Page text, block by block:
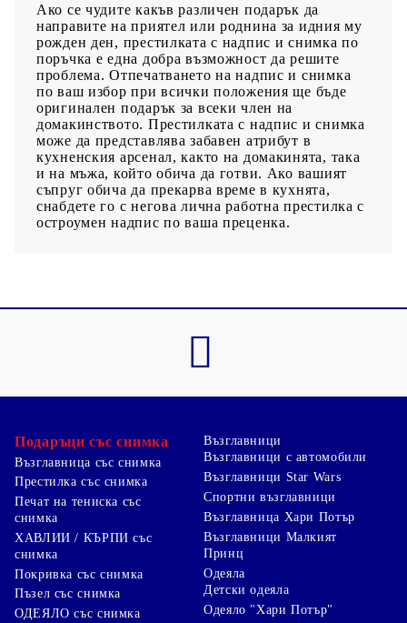
Ако се чудите какъв различен подарък да
направите на приятел или роднина за идния му
рожден ден, престилката с надпис и снимка по
поръчка е една добра възможност да решите
проблема. Отпечатването на надпис и снимка
по ваш избор при всички положения ще бъде
оригинален подарък за всеки член на
домакинството. Престилката с надпис и снимка
може да представлява забавен атрибут в
кухненския арсенал, както на домакинята, така
и на мъжа, който обича да готви. Ако вашият
съпруг обича да прекарва време в кухнята,
снабдете го с негова лична работна престилка с
остроумен надпис по ваша преценка.
Подаръци със снимка
Възглавница със снимка
Престилка със снимка
Печат на тениска със
снимка
ХАВЛИИ / КЪРПИ със
снимка
Покривка със снимка
Пъзел със снимка
ОДЕЯЛО със снимка
Възглавници
Възглавници с автомобили
Възглавници Star Wars
Спортни възглавници
Възглавница Хари Потър
Възглавници Малкият
Принц
Одеяла
Детски одеяла
Одеяло "Хари Потър"